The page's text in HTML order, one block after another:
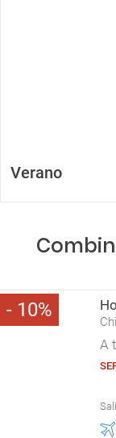
Verano
10
A